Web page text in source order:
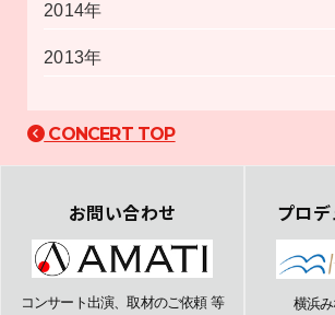
2014年
2013年
CONCERT TOP
お問い合わせ
コンサート出演、取材のご依頼 等
プロ
横浜